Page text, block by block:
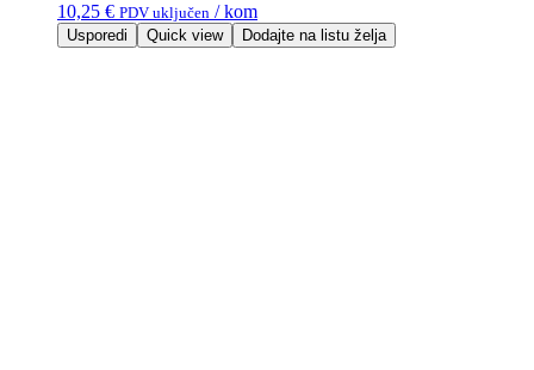
10,25 € PDV uključen / kom
Usporedi Quick view Dodajte na listu želja